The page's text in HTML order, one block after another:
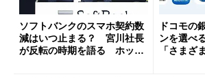
ソフトバンクのスマホ契約数
減はいつ止まる？ 宮川社長
が反転の時期を語る ホッピ
ドコモの
ンを選べ
「さまざ